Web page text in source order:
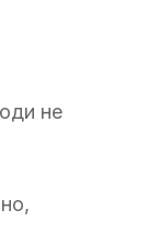
не